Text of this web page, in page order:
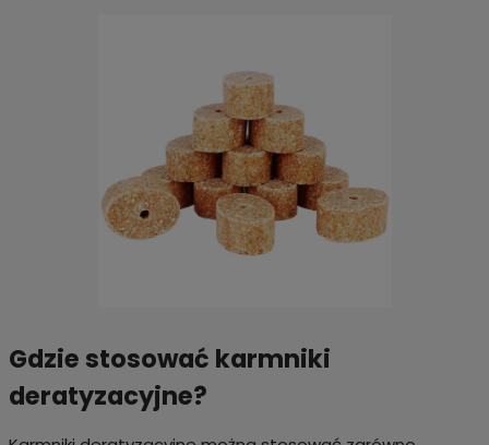
Gdzie stosować karmniki
deratyzacyjne?